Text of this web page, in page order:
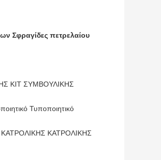
Σφραγίδες πετρελαίου
ΚΙΤ ΣΥΜΒΟΥΛΙΚΗΣ
Τυποποιητικό
ΚΑΤΡΟΛΙΚΗΣ